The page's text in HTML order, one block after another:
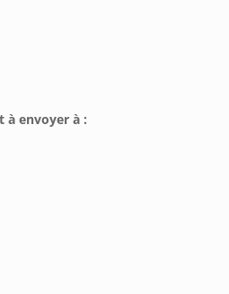
à envoyer à :